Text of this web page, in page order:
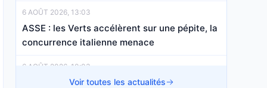
6 AOÛT 2026, 13:03
ASSE : les Verts accélèrent sur une pépite, la
concurrence italienne menace
6 AOÛT 2026, 10:03
ASSE : Le mercato des Verts va encore
Voir toutes les actualités